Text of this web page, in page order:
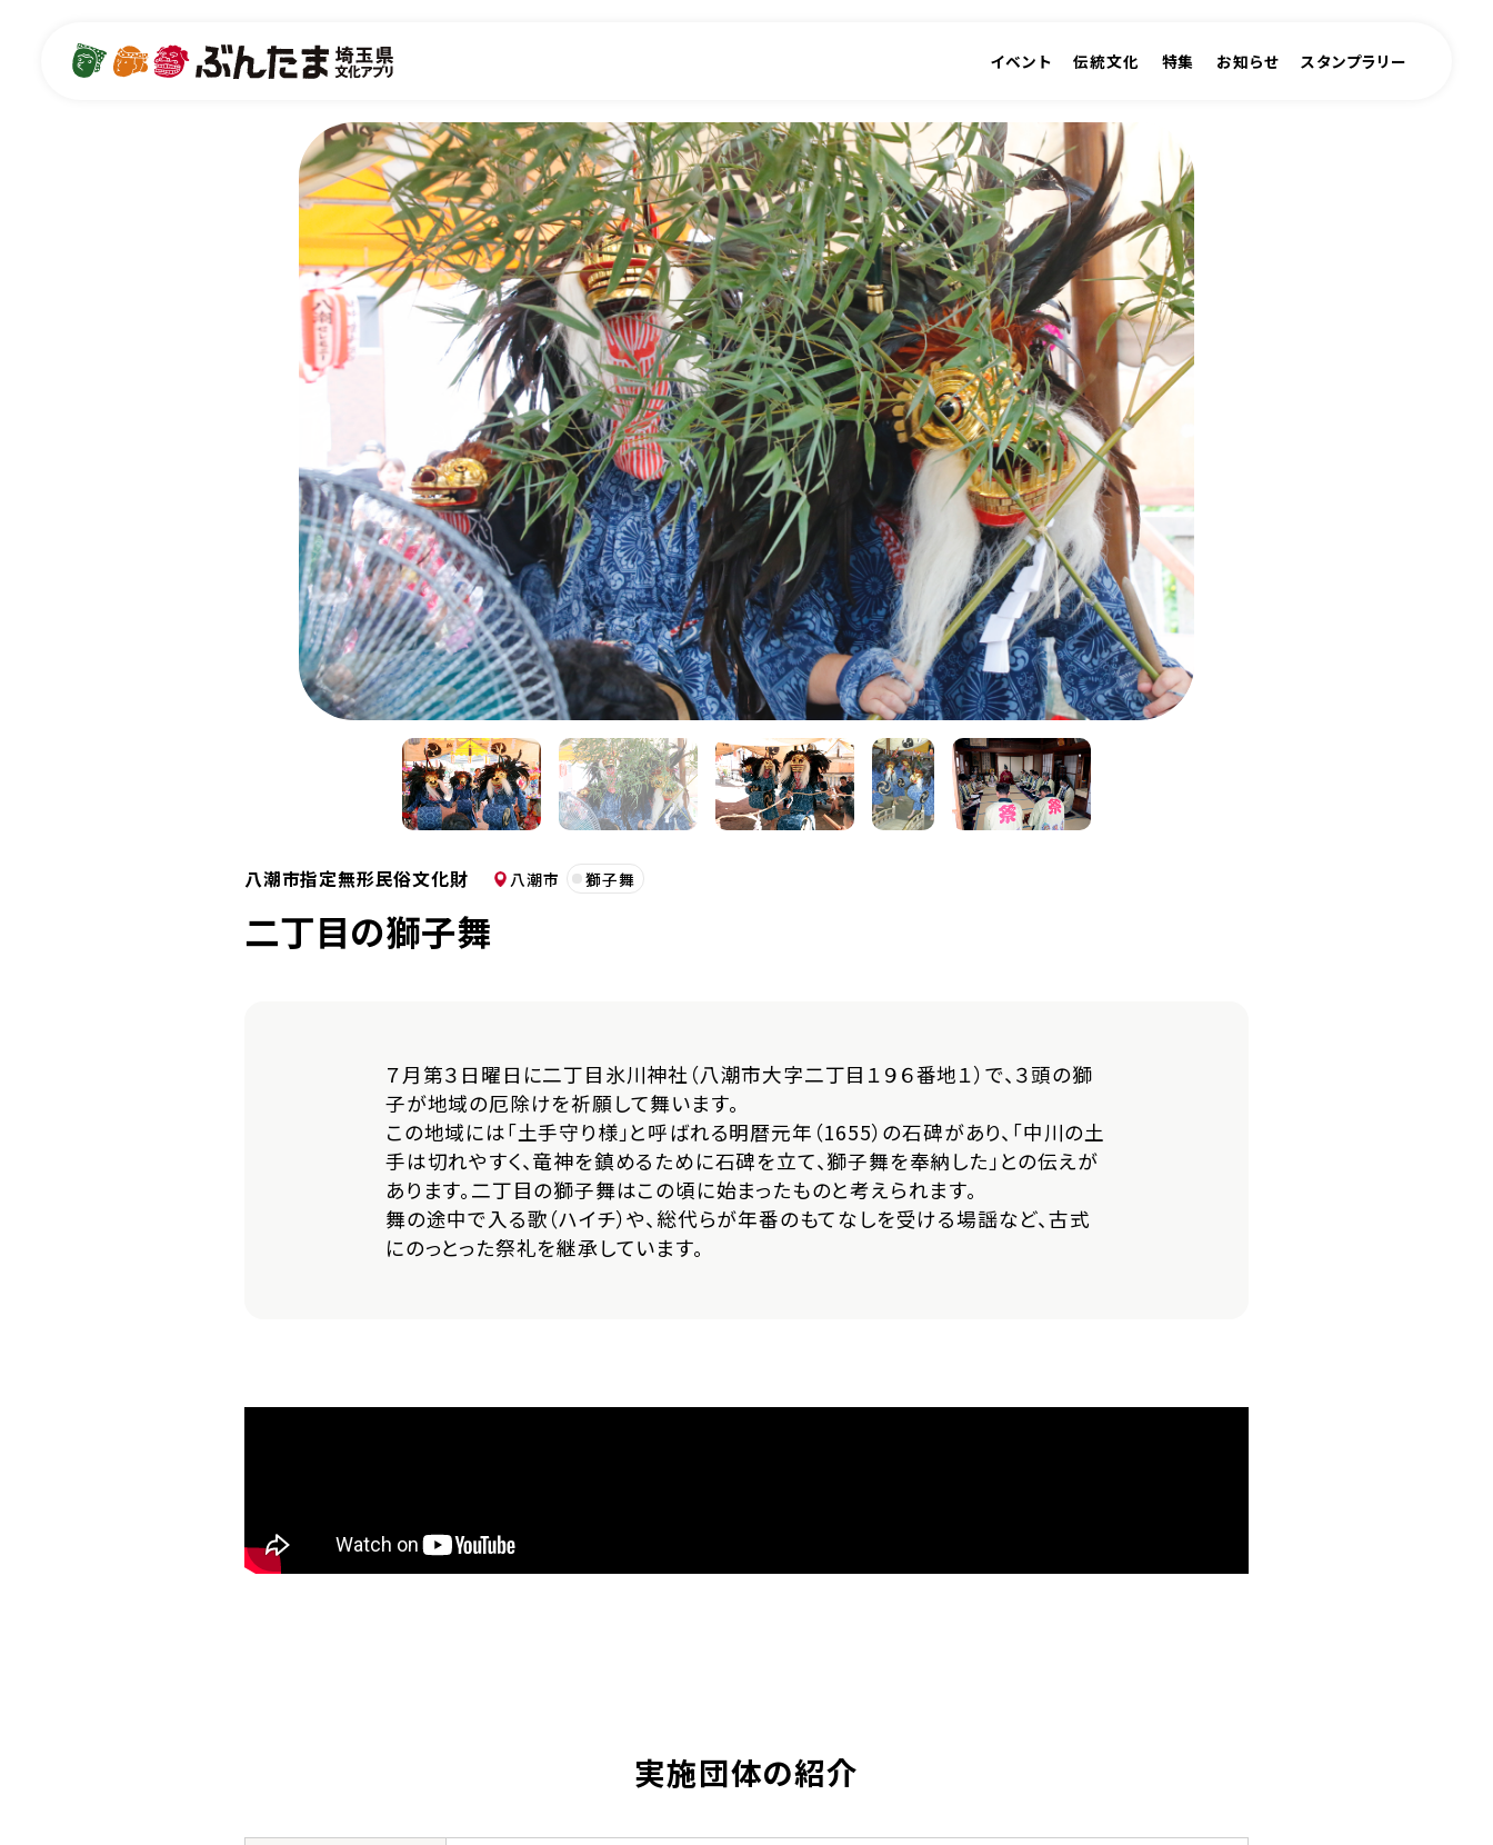
イベント 伝統文化 特集 お知らせ スタンプラリー
八潮市 獅子舞
八潮市指定無形民俗文化財
二丁目の獅子舞
７月第３日曜日に二丁目氷川神社（八潮市大字二丁目１９６番地１）で、３頭の獅
子が地域の厄除けを祈願して舞います。
この地域には「土手守り様」と呼ばれる明暦元年（1655）の石碑があり、「中川の土
手は切れやすく、竜神を鎮めるために石碑を立て、獅子舞を奉納した」との伝えが
あります。二丁目の獅子舞はこの頃に始まったものと考えられます。
舞の途中で入る歌（ハイチ）や、総代らが年番のもてなしを受ける場謡など、古式
にのっとった祭礼を継承しています。
実施団体の紹介